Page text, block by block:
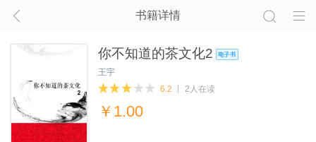
书籍详情
你不知道的茶文化2
王宇
6.2
2人在读
￥ 1.00